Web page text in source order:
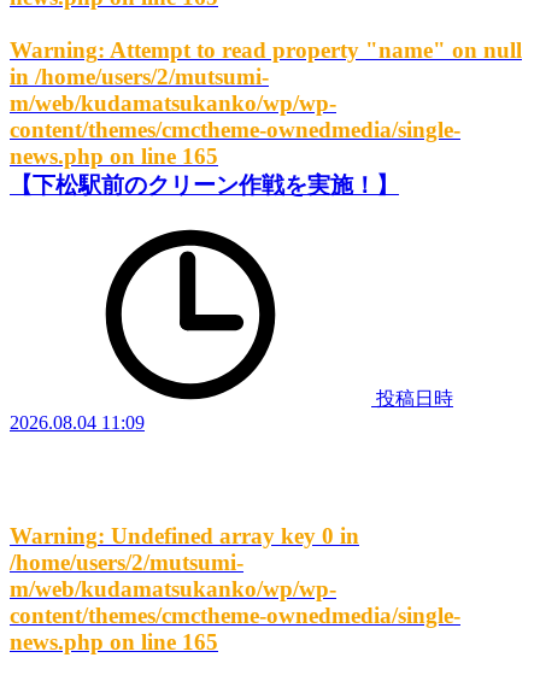
Warning: Attempt to read property "name" on null
in /home/users/2/mutsumi-
m/web/kudamatsukanko/wp/wp-
content/themes/cmctheme-ownedmedia/single-
news.php on line 165
【下松駅前のクリーン作戦を実施！】
投稿日時
2026.08.04 11:09
Warning: Undefined array key 0 in
/home/users/2/mutsumi-
m/web/kudamatsukanko/wp/wp-
content/themes/cmctheme-ownedmedia/single-
news.php on line 165